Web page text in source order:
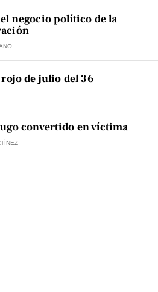
negocio político de la
de julio del 36
convertido en víctima